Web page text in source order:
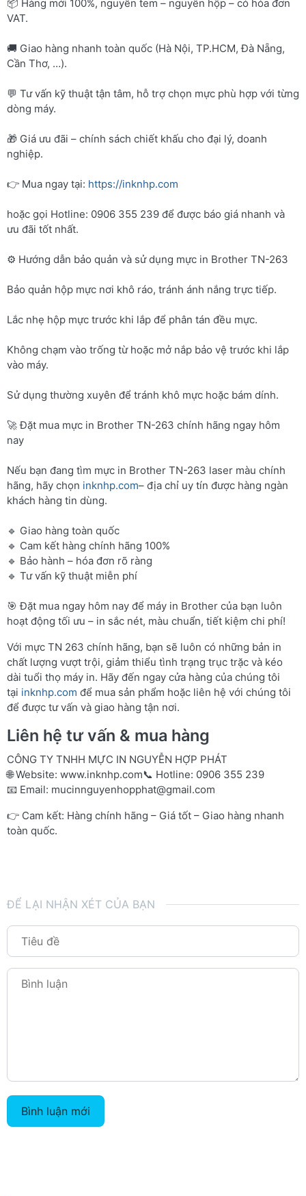
📦 Hàng mới 100%, nguyên tem – nguyên hộp – có hóa đơn
VAT.
🚚 Giao hàng nhanh toàn quốc (Hà Nội, TP.HCM, Đà Nẵng,
Cần Thơ, …).
💬 Tư vấn kỹ thuật tận tâm, hỗ trợ chọn mực phù hợp với từng
dòng máy.
🎁 Giá ưu đãi – chính sách chiết khấu cho đại lý, doanh
nghiệp.
👉 Mua ngay tại: https://inknhp.com
hoặc gọi Hotline: 0906 355 239 để được báo giá nhanh và
ưu đãi tốt nhất.
⚙️ Hướng dẫn bảo quản và sử dụng mực in Brother TN-263
Bảo quản hộp mực nơi khô ráo, tránh ánh nắng trực tiếp.
Lắc nhẹ hộp mực trước khi lắp để phân tán đều mực.
Không chạm vào trống từ hoặc mở nắp bảo vệ trước khi lắp
vào máy.
Sử dụng thường xuyên để tránh khô mực hoặc bám dính.
🚀 Đặt mua mực in Brother TN-263 chính hãng ngay hôm
nay
Nếu bạn đang tìm mực in Brother TN-263 laser màu chính
hãng, hãy chọn inknhp.com– địa chỉ uy tín được hàng ngàn
khách hàng tin dùng.
🔹 Giao hàng toàn quốc
🔹 Cam kết hàng chính hãng 100%
🔹 Bảo hành – hóa đơn rõ ràng
🔹 Tư vấn kỹ thuật miễn phí
🎯 Đặt mua ngay hôm nay để máy in Brother của bạn luôn
hoạt động tối ưu – in sắc nét, màu chuẩn, tiết kiệm chi phí!
Với mực TN 263 chính hãng, bạn sẽ luôn có những bản in
chất lượng vượt trội, giảm thiểu tình trạng trục trặc và kéo
dài tuổi thọ máy in. Hãy đến ngay cửa hàng của chúng tôi
tại inknhp.com để mua sản phẩm hoặc liên hệ với chúng tôi
để được tư vấn và giao hàng tận nơi.
Liên hệ tư vấn & mua hàng
CÔNG TY TNHH MỰC IN NGUYỄN HỢP PHÁT
🌐 Website: www.inknhp.com📞 Hotline: 0906 355 239
📧 Email: mucinnguyenhopphat@gmail.com
👉 Cam kết: Hàng chính hãng – Giá tốt – Giao hàng nhanh
toàn quốc.
ĐỂ LẠI NHẬN XÉT CỦA BẠN
Bình luận mới